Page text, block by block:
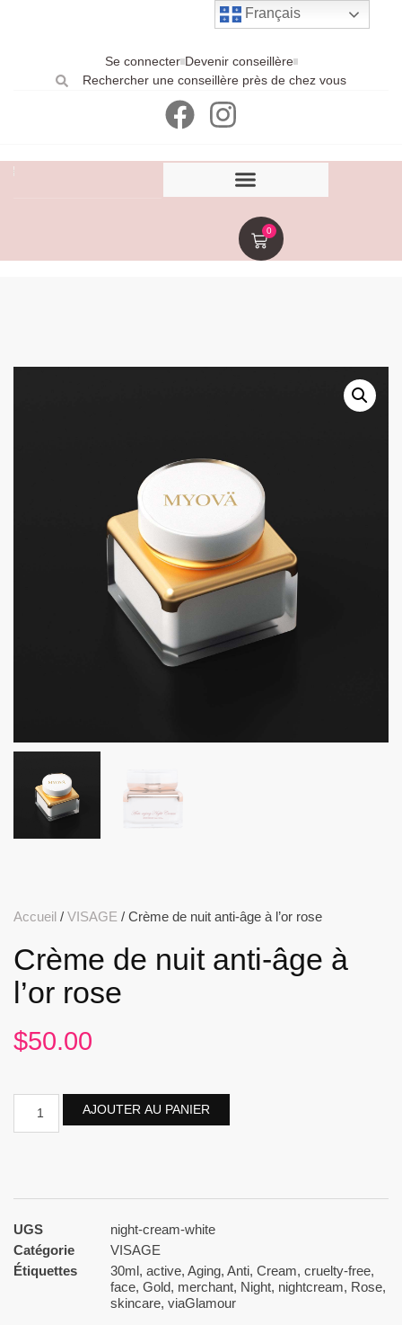
Se connecter Devenir conseillère
Rechercher une conseillère près de chez vous
0
Accueil / VISAGE / Crème de nuit anti-âge à l’or rose
Crème de nuit anti-âge à
l’or rose
$50.00
AJOUTER AU PANIER
UGS
night-cream-white
Catégorie
VISAGE
Étiquettes
30ml, active, Aging, Anti, Cream, cruelty-free,
face, Gold, merchant, Night, nightcream, Rose,
skincare, viaGlamour
Français